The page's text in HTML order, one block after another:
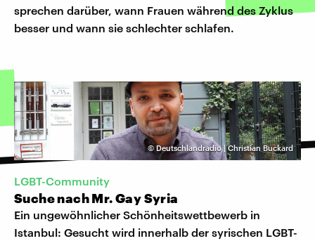
sprechen darüber, wann Frauen während des Zyklus
besser und wann sie schlechter schlafen.
© Deutschlandradio | Christian Buckard
LGBT-Community
Suche nach Mr. Gay Syria
Ein ungewöhnlicher Schönheitswettbewerb in
Istanbul: Gesucht wird innerhalb der syrischen LGBT-